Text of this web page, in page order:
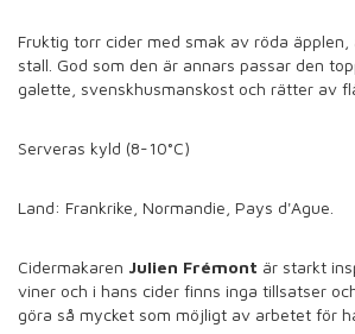
Fruktig torr cider med smak av röda äpplen,
stall. God som den är annars passar den
galette, svenskhusmanskost och rätter av
Serveras kyld (8-10°C)
Land: Frankrike, Normandie, Pays d'Ague.
Cidermakaren Julien Frémont är starkt
viner och i hans cider finns inga tillsatser
göra så mycket som möjligt av arbetet för